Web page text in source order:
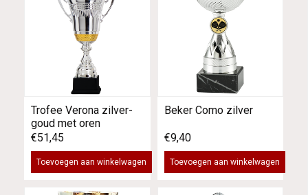
Trofee Verona zilver-
goud met oren
€51,45
Toevoegen aan winkelwagen
Beker Como zilver
€9,40
Toevoegen aan winkelwagen